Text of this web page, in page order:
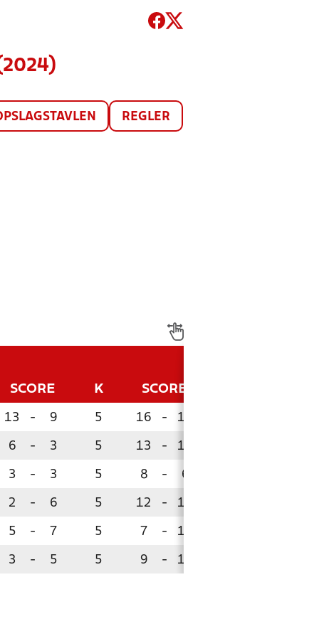
REGLER
SCORE K SCORE
13 - 9 5 16 - 10
6 - 3 5 13 - 11
3 - 3 5 8 - 6
2 - 6 5 12 - 16
5 - 7 5 7 - 11
3 - 5 5 9 - 11